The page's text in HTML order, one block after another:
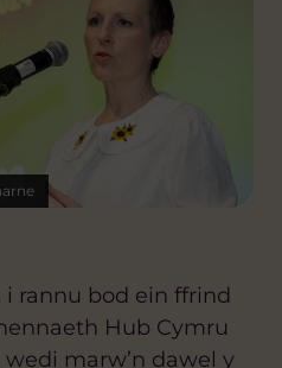
rannu bod ein ffrind
Hub Cymru
wedi marw’n dawel y